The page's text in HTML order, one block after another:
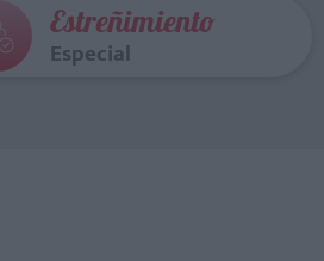
Estreñimiento
Especial